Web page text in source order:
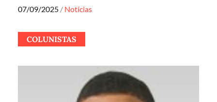
Posted
07/09/2025 Notícias
COLUNISTAS